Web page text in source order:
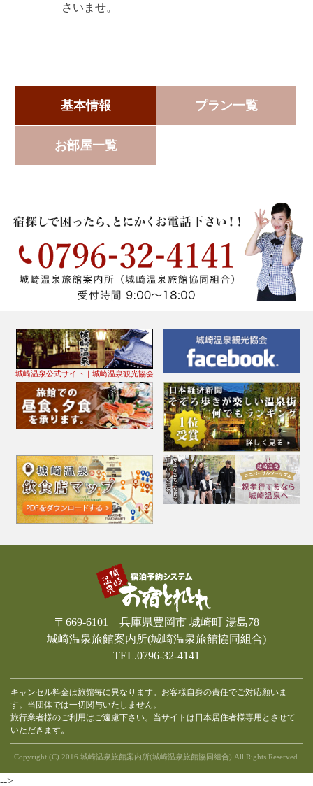
さいませ。
基本情報 プラン一覧
お部屋一覧
城崎温泉公式サイト｜城崎温泉観光協会
〒669-6101 兵庫県豊岡市 城崎町 湯島78
城崎温泉旅館案内所(城崎温泉旅館協同組合)
TEL.0796-32-4141
キャンセル料金は旅館毎に異なります。お客様自身の責任でご対応願いま
す。当団体では一切関与いたしません。
旅行業者様のご利用はご遠慮下さい。当サイトは日本居住者様専用とさせて
いただきます。
Copyright (C) 2016 城崎温泉旅館案内所(城崎温泉旅館協同組合) All Rights Reserved.
-->